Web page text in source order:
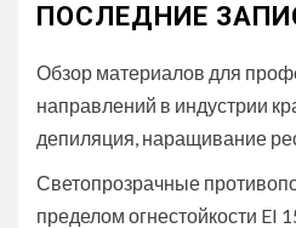
ПОСЛЕДНИЕ
Обзор материалов для
направлений в индустрии
депиляция, наращивание
Светопрозрачные
пределом огнестойкости EI